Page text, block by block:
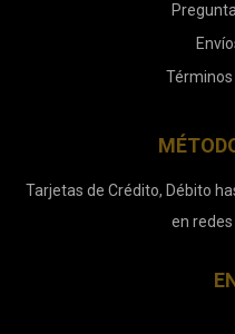
Términos
Tarjetas de Crédito, Débito
en redes